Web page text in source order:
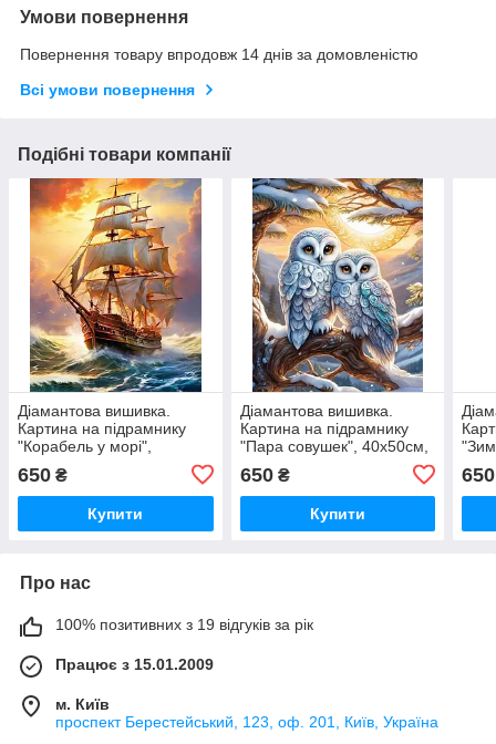
Умови повернення
Повернення товару впродовж 14 днів за домовленістю
Всі умови повернення
Подібні товари компанії
Діамантова вишивка.
Картина на підрамнику
"Корабель у морі",
650 ₴
Купити
Діамантова вишивка.
Картина на підрамнику
"Пара совушек", 40х50см,
650₴
Купити
650
Про нас
100% позитивних з 19 відгуків за рік
Працює з 15.01.2009
м. Київ
проспект Берестейський, 123, оф. 201, Київ, Україна